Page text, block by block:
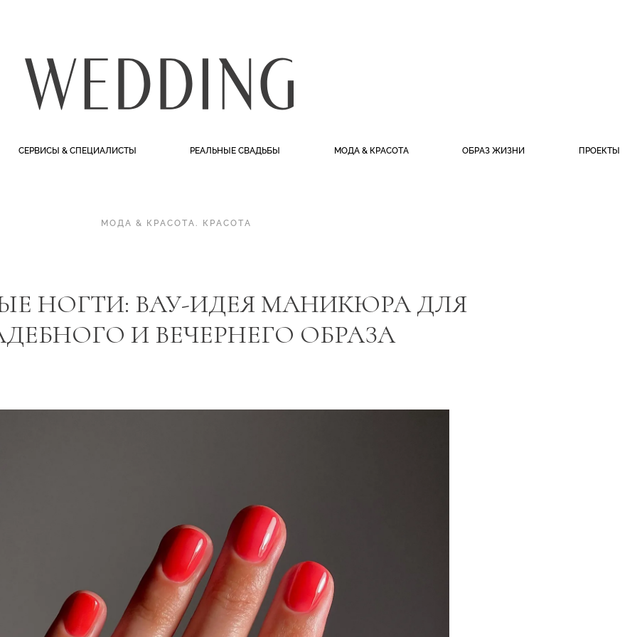
СЕРВИСЫ & СПЕЦИАЛИСТЫ РЕАЛЬНЫЕ СВАДЬБЫ МОДА & КРАСОТА ОБРАЗ ЖИЗНИ ПРОЕКТЫ
МОДА & КРАСОТА. КРАСОТА
НОГТИ: ВАУ-ИДЕЯ МАНИКЮРА ДЛЯ
И ВЕЧЕРНЕГО ОБРАЗА